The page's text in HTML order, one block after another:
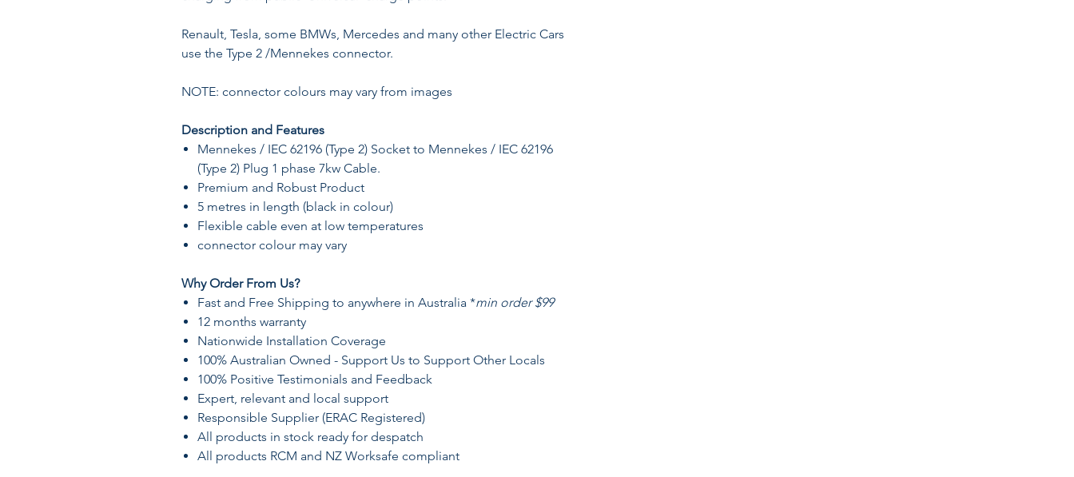
Renault, Tesla, some BMWs, Mercedes and many other Electric Cars
use the Type 2 /Mennekes connector.
NOTE: connector colours may vary from images
Description and Features
Mennekes / IEC 62196 (Type 2) Socket to Mennekes / IEC 62196
(Type 2) Plug 1 phase 7kw Cable.
Premium and Robust Product
5 metres in length (black in colour)
Flexible cable even at low temperatures
connector colour may vary
Why Order From Us?
Fast and Free Shipping to anywhere in Australia *min order $99
12 months warranty
Nationwide Installation Coverage
​100% Australian Owned - Support Us to Support Other Locals
100% Positive Testimonials and Feedback
Expert, relevant and local support
Responsible Supplier (ERAC Registered)
All products in stock ready for despatch
​All products RCM and NZ Worksafe compliant